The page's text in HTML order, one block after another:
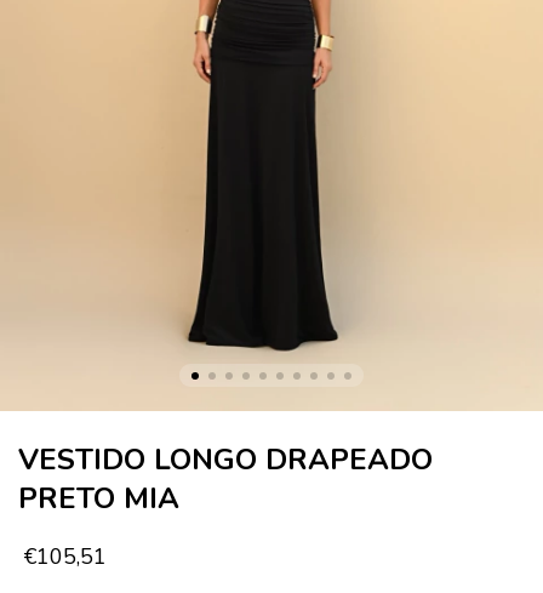
VESTIDO LONGO DRAPEADO
PRETO MIA
€105,51